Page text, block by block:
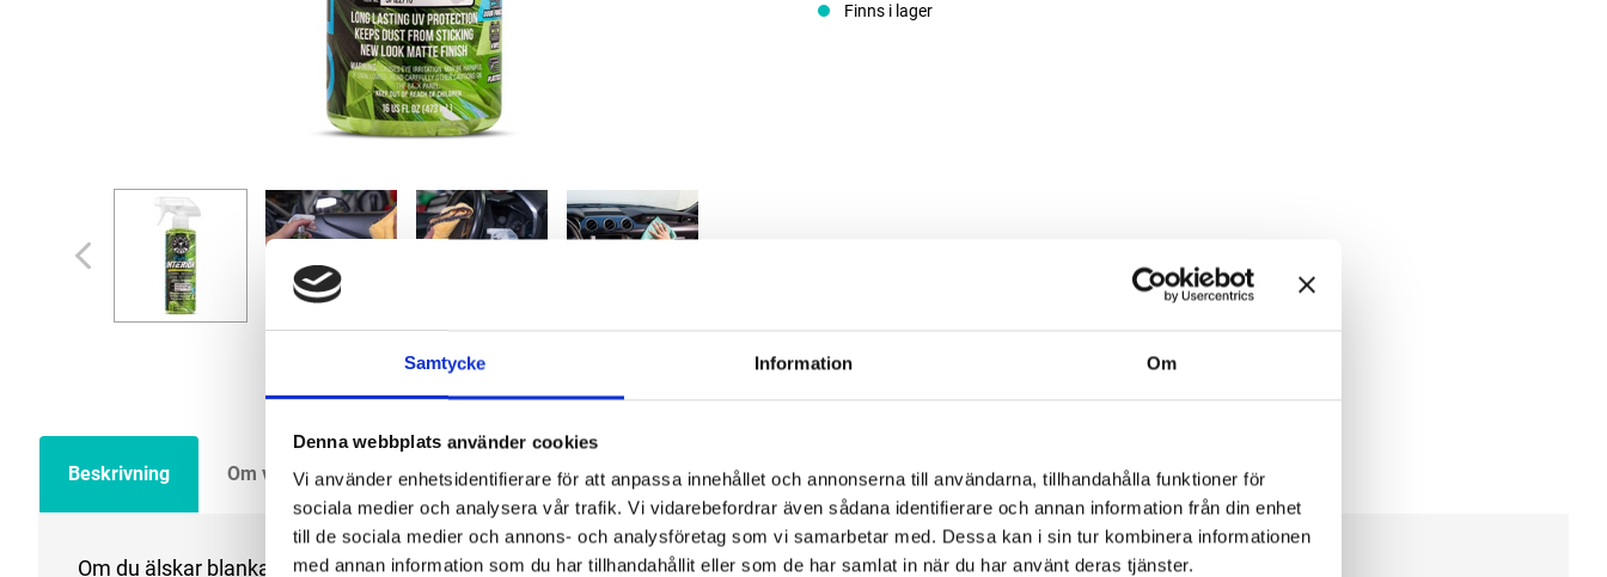
Samtycke Information Om
Denna webbplats använder cookies
Vi använder enhetsidentifierare för att anpassa innehållet och annonserna till användarna, tillhandahålla funktioner för
sociala medier och analysera vår trafik. Vi vidarebefordrar även sådana identifierare och annan information från din enhet
till de sociala medier och annons- och analysföretag som vi samarbetar med. Dessa kan i sin tur kombinera informationen
med annan information som du har tillhandahållit eller som de har samlat in när du har använt deras tjänster.
Finns i lager
Beskrivning Om varumärket Filer
Om du älskar blanka bilar och också så klart värderar en välskött interiör som håller, är HydroInterior